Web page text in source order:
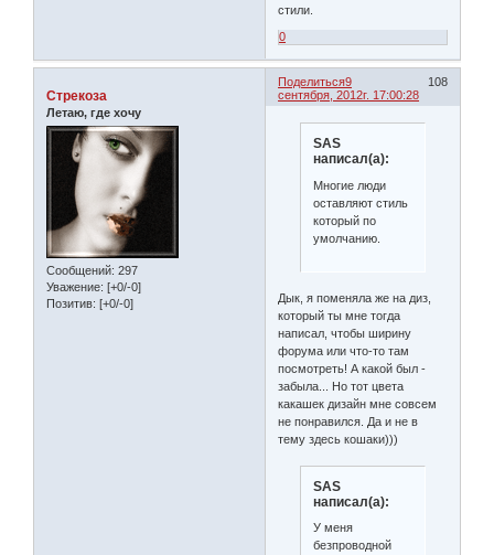
стили.
0
Поделиться 108
9
сентября, 2012г. 17:00:28
Стрекоза
Летаю, где хочу
Сообщений: 297
Уважение: [+0/-0]
Позитив: [+0/-0]
SAS
написал(а):
Многие люди
оставляют стиль
который по
умолчанию.
Дык, я поменяла же на диз,
который ты мне тогда
написал, чтобы ширину
форума или что-то там
посмотреть! А какой был -
забыла... Но тот цвета
какашек дизайн мне совсем
не понравился. Да и не в
тему здесь кошаки)))
SAS
написал(а):
У меня
безпроводной